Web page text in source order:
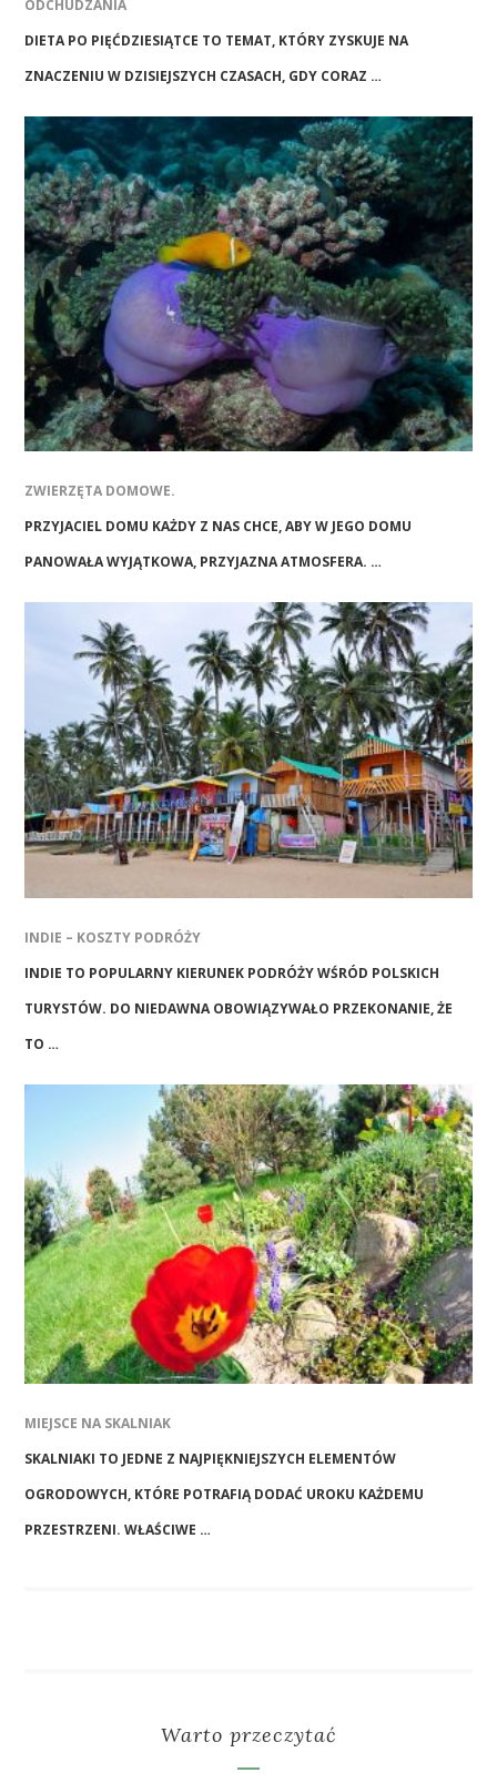
ODCHUDZANIA
DIETA PO PIĘĆDZIESIĄTCE TO TEMAT, KTÓRY ZYSKUJE NA
ZNACZENIU W DZISIEJSZYCH CZASACH, GDY CORAZ …
ZWIERZĘTA DOMOWE.
PRZYJACIEL DOMU KAŻDY Z NAS CHCE, ABY W JEGO DOMU
PANOWAŁA WYJĄTKOWA, PRZYJAZNA ATMOSFERA. …
INDIE – KOSZTY PODRÓŻY
INDIE TO POPULARNY KIERUNEK PODRÓŻY WŚRÓD POLSKICH
TURYSTÓW. DO NIEDAWNA OBOWIĄZYWAŁO PRZEKONANIE, ŻE
TO …
MIEJSCE NA SKALNIAK
SKALNIAKI TO JEDNE Z NAJPIĘKNIEJSZYCH ELEMENTÓW
OGRODOWYCH, KTÓRE POTRAFIĄ DODAĆ UROKU KAŻDEMU
PRZESTRZENI. WŁAŚCIWE …
Warto przeczytać